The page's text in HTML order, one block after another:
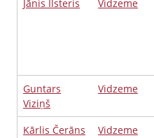
Jānis Ilsteris Vidzeme
Guntars
Viziņš
Vidzeme
Kārlis Čerāns Vidzeme